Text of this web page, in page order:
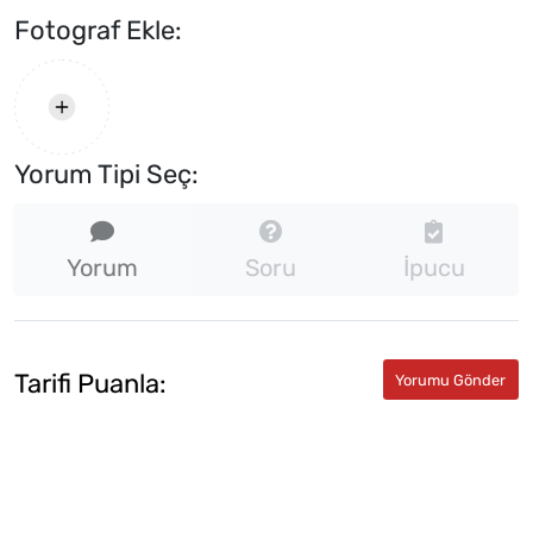
Fotograf Ekle:
Yorum Tipi Seç:
Yorum Soru İpucu
Tarifi Puanla: